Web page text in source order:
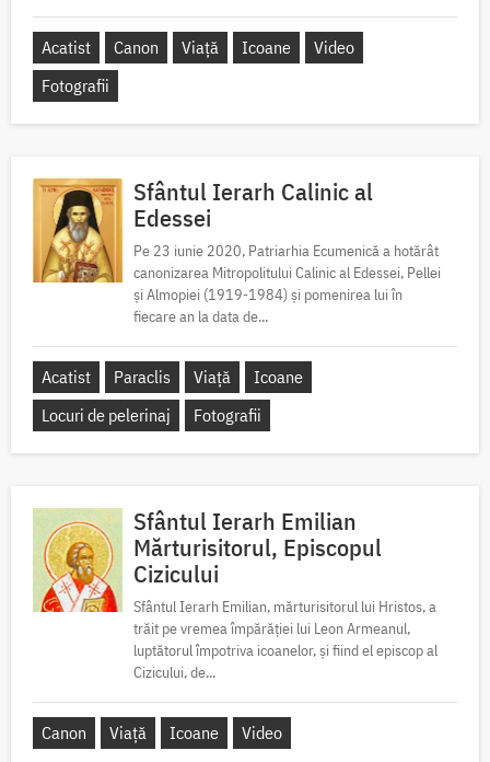
Acatist Canon Viață Icoane
Video
Fotografii
Sfântul Ierarh Calinic al
Edessei
Pe 23 iunie 2020, Patriarhia Ecumenică a hotărât
canonizarea Mitropolitului Calinic al Edessei, Pellei
și Almopiei (1919-1984) și pomenirea lui în
fiecare an la data de...
Acatist Paraclis Viață
Icoane
Locuri de pelerinaj
Fotografii
Sfântul Ierarh Emilian
Mărturisitorul, Episcopul
Cizicului
Sfântul Ierarh Emilian, mărturisitorul lui Hristos, a
trăit pe vremea împărăției lui Leon Armeanul,
luptătorul împotriva icoanelor, și fiind el episcop al
Cizicului, de...
Canon Viață Icoane Video